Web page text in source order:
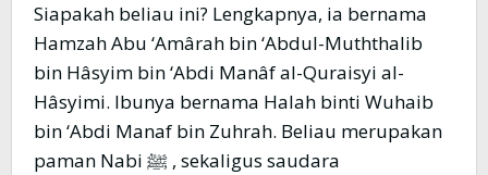
Siapakah beliau ini? Lengkapnya, ia bernama
Hamzah Abu ‘Amârah bin ‘Abdul-Muththalib
bin Hâsyim bin ‘Abdi Manâf al-Quraisyi al-
Hâsyimi. Ibunya bernama Halah binti Wuhaib
bin ‘Abdi Manaf bin Zuhrah. Beliau merupakan
paman Nabi ﷺ , sekaligus saudara